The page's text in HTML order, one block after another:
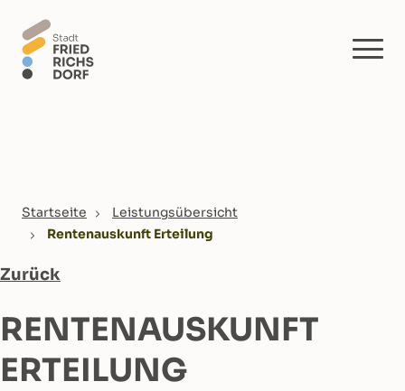
You are here:
Startseite
Leistungsübersicht
Rentenauskunft Erteilung
Zurück
RENTENAUSKUNFT
ERTEILUNG